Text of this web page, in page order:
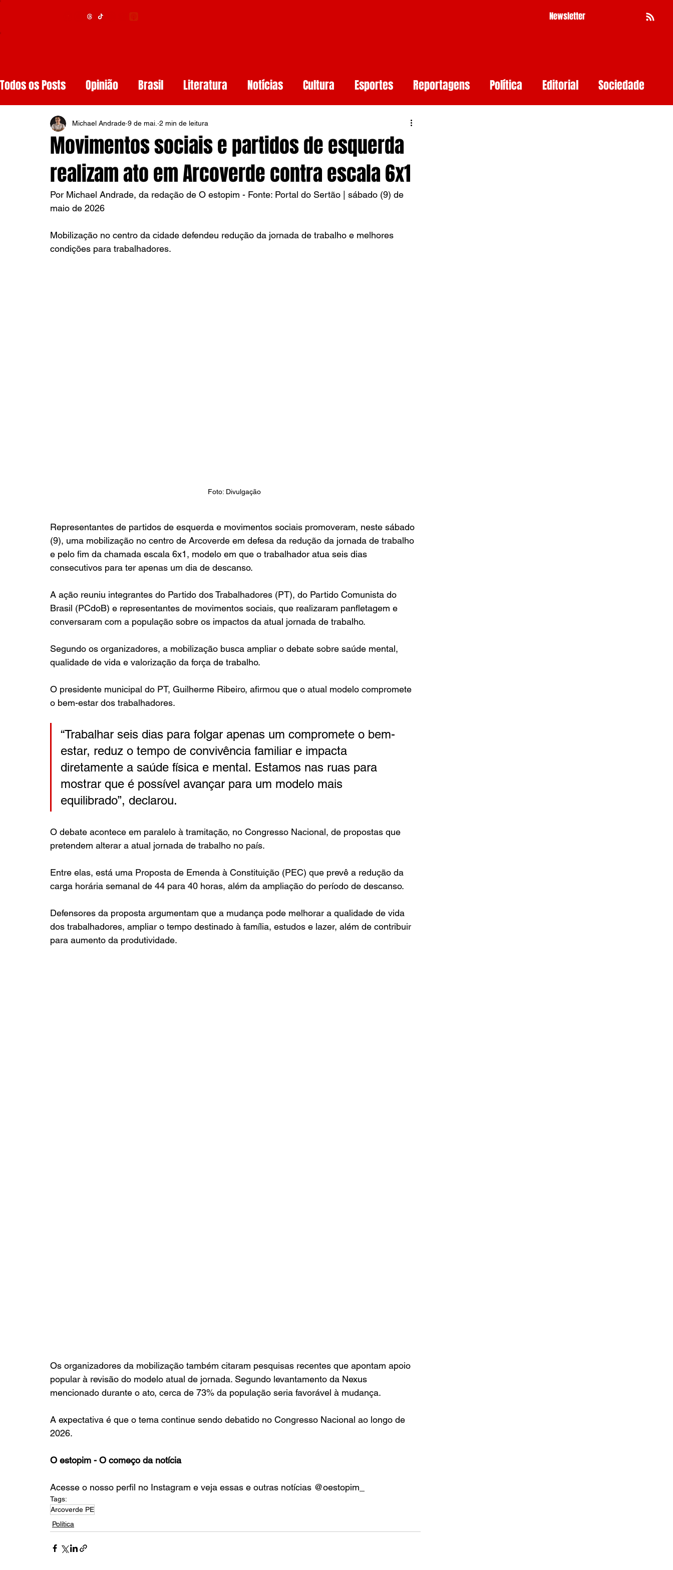
Newsletter
Todos os Posts Opinião Brasil Literatura Notícias Cultura Esportes Reportagens Política Editorial Sociedade
Educação Segurança Obituários Meio ambiente
Resenhas de Livros Inteligência Artificial Smartphones e Tendências
Diários de Leitura Copa do Mundo
Movimentos sociais e partidos de esquerda
realizam ato em Arcoverde contra escala 6x1
Michael Andrade 9 de mai. 2 min de leitura
Por Michael Andrade, da redação de O estopim - Fonte: Portal do Sertão | sábado (9) de
maio de 2026
Mobilização no centro da cidade defendeu redução da jornada de trabalho e melhores
condições para trabalhadores.
Foto: Divulgação
Representantes de partidos de esquerda e movimentos sociais promoveram, neste sábado
(9), uma mobilização no centro de Arcoverde em defesa da redução da jornada de trabalho
e pelo fim da chamada escala 6x1, modelo em que o trabalhador atua seis dias
consecutivos para ter apenas um dia de descanso.
A ação reuniu integrantes do Partido dos Trabalhadores (PT), do Partido Comunista do
Brasil (PCdoB) e representantes de movimentos sociais, que realizaram panfletagem e
conversaram com a população sobre os impactos da atual jornada de trabalho.
Segundo os organizadores, a mobilização busca ampliar o debate sobre saúde mental,
qualidade de vida e valorização da força de trabalho.
O presidente municipal do PT, Guilherme Ribeiro, afirmou que o atual modelo compromete
o bem-estar dos trabalhadores.
“Trabalhar seis dias para folgar apenas um compromete o bem-
estar, reduz o tempo de convivência familiar e impacta
diretamente a saúde física e mental. Estamos nas ruas para
mostrar que é possível avançar para um modelo mais
equilibrado”, declarou.
O debate acontece em paralelo à tramitação, no Congresso Nacional, de propostas que
pretendem alterar a atual jornada de trabalho no país.
Entre elas, está uma Proposta de Emenda à Constituição (PEC) que prevê a redução da
carga horária semanal de 44 para 40 horas, além da ampliação do período de descanso.
Defensores da proposta argumentam que a mudança pode melhorar a qualidade de vida
dos trabalhadores, ampliar o tempo destinado à família, estudos e lazer, além de contribuir
para aumento da produtividade.
Os organizadores da mobilização também citaram pesquisas recentes que apontam apoio
popular à revisão do modelo atual de jornada. Segundo levantamento da Nexus
mencionado durante o ato, cerca de 73% da população seria favorável à mudança.
A expectativa é que o tema continue sendo debatido no Congresso Nacional ao longo de
2026.
O estopim - O começo da notícia
Acesse o nosso perfil no Instagram e veja essas e outras notícias @oestopim_
Tags:
Arcoverde PE
Política